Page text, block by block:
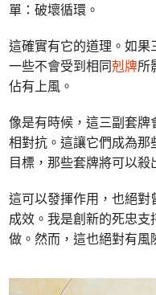
單：破壞循環。
這確實有它的道理。如
一些不會受到相同剋牌所
佔有上風。
像是有時候，這三副套
相對抗。這讓它們成為
目標，那些套牌將可以殺
這可以發揮作用，也絕
成效。我是創新的死忠
做。然而，這也絕對有風